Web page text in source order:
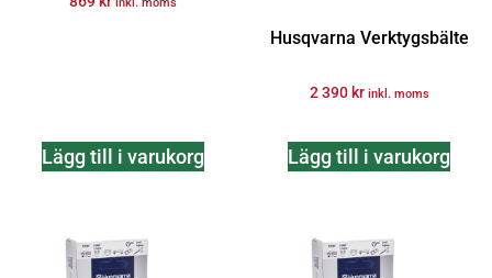
Lägg till i varukorg
Husqvarna Verktygsbälte
2 390 kr inkl. moms
Lägg till i varukorg